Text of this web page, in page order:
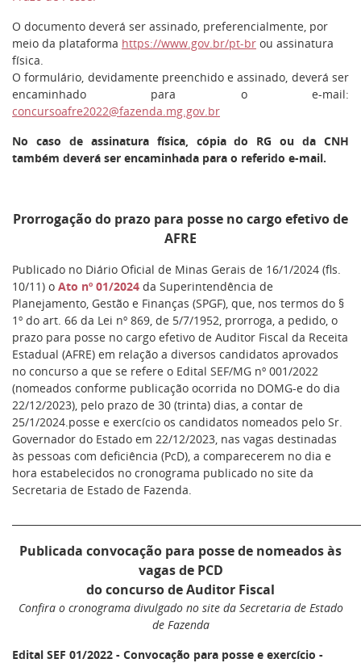
O documento deverá ser assinado, preferencialmente, por
meio da plataforma https://www.gov.br/pt-br ou assinatura
física.
O formulário, devidamente preenchido e assinado, deverá ser
encaminhado para o e-mail:
concursoafre2022@fazenda.mg.gov.br
No caso de assinatura física, cópia do RG ou da CNH
também deverá ser encaminhada para o referido e-mail.
Prorrogação do prazo para posse no cargo efetivo de
AFRE
Publicado no Diário Oficial de Minas Gerais de 16/1/2024 (fls.
10/11) o Ato nº 01/2024 da Superintendência de
Planejamento, Gestão e Finanças (SPGF), que, nos termos do §
1º do art. 66 da Lei nº 869, de 5/7/1952, prorroga, a pedido, o
prazo para posse no cargo efetivo de Auditor Fiscal da Receita
Estadual (AFRE) em relação a diversos candidatos aprovados
no concurso a que se refere o Edital SEF/MG nº 001/2022
(nomeados conforme publicação ocorrida no DOMG-e do dia
22/12/2023), pelo prazo de 30 (trinta) dias, a contar de
25/1/2024.posse e exercício os candidatos nomeados pelo Sr.
Governador do Estado em 22/12/2023, nas vagas destinadas
às pessoas com deficiência (PcD), a comparecerem no dia e
hora estabelecidos no cronograma publicado no site da
Secretaria de Estado de Fazenda.
Publicada convocação para posse de nomeados às
vagas de PCD
do concurso de Auditor Fiscal
Confira o cronograma divulgado no site da Secretaria de Estado
de Fazenda
Edital SEF 01/2022 - Convocação para posse e exercício -